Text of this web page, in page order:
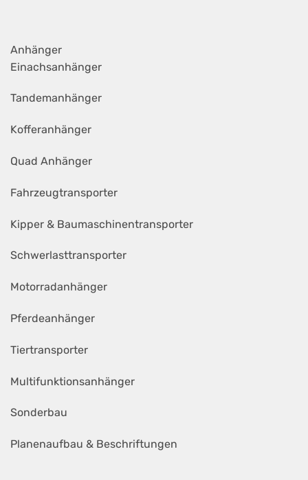
Anhänger
Einachsanhänger
Tandemanhänger
Kofferanhänger
Quad Anhänger
Fahrzeugtransporter
Kipper & Baumaschinentransporter
Schwerlasttransporter
Motorradanhänger
Pferdeanhänger
Tiertransporter
Multifunktionsanhänger
Sonderbau
Planenaufbau & Beschriftungen